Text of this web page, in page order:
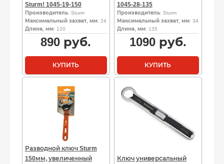
Sturm! 1045-19-150
Производитель: Sturm
Максимальный захват, мм: 24
Длина, мм: 120
890 руб.
КУПИТЬ
1045-28-135
Производитель: Sturm
Максимальный захват, мм: 34
Длина, мм: 135
1090руб.
КУПИТЬ
Разводной ключ Sturm
150мм, увеличенный
Ключ универсальный